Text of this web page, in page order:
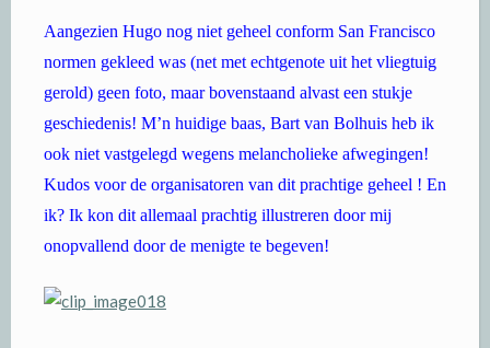
Aangezien Hugo nog niet geheel conform San Francisco
normen gekleed was (net met echtgenote uit het vliegtuig
gerold) geen foto, maar bovenstaand alvast een stukje
geschiedenis! M’n huidige baas, Bart van Bolhuis heb ik
ook niet vastgelegd wegens melancholieke afwegingen!
Kudos voor de organisatoren van dit prachtige geheel ! En
ik? Ik kon dit allemaal prachtig illustreren door mij
onopvallend door de menigte te begeven!